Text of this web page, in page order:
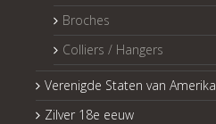
Broches
Colliers / Hangers
Verenigde Staten van Amerika
Zilver 18e eeuw